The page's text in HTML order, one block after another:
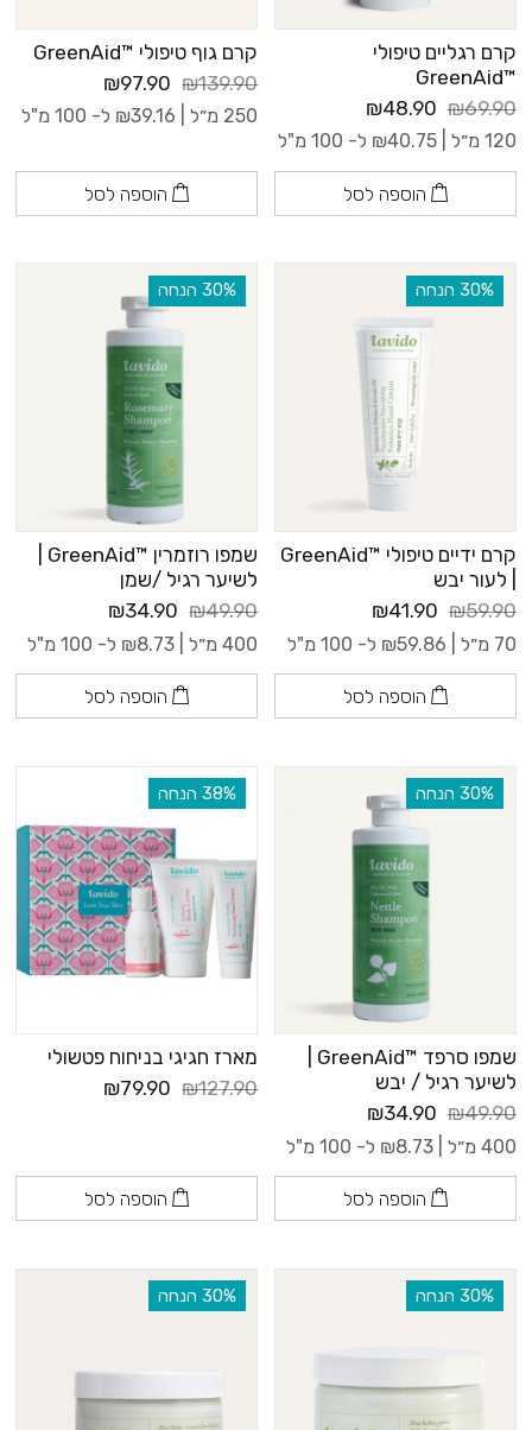
קרם רגליים טיפולי
™GreenAid
₪69.90
₪48.90
120 מ״ל | ₪40.75 ל- 100 מ"ל
הוספה לסל
קרם גוף טיפולי ™GreenAid
₪139.90
₪97.90
250 מ״ל | ₪39.16 ל- 100 מ"ל
הוספה לסל
‫30% הנחה
קרם ידיים טיפולי ™GreenAid
| לעור יבש
₪59.90
₪41.90
70 מ״ל | ₪59.86 ל- 100 מ"ל
הוספה לסל
‫30% הנחה
לשיער רגיל /שמן
₪49.90
₪34.90
400 מ״ל | ₪8.73 ל- 100 מ"ל
הוספה לסל
‫30% הנחה
לשיער רגיל / יבש
₪49.90
₪34.90
400 מ״ל | ₪8.73 ל- 100 מ"ל
הוספה לסל
‫38% הנחה
מארז חגיגי בניחוח פטשולי
₪127.90
₪79.90
הוספה לסל
‫30% הנחה ‫30% הנחה